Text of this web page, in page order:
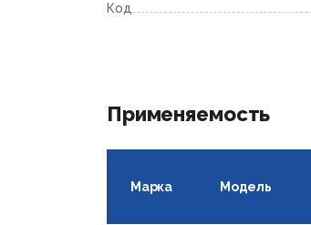
Код
Применяемость
Марка Модель